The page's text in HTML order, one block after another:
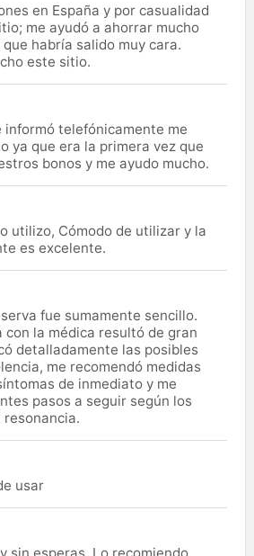
en España y por casualidad
me ayudó a ahorrar mucho
habría salido muy cara.
este sitio.
informó telefónicamente me
ya que era la primera vez que
bonos y me ayudo mucho.
utilizo, Cómodo de utilizar y la
es excelente.
fue sumamente sencillo.
con la médica resultó de gran
detalladamente las posibles
me recomendó medidas
de inmediato y me
pasos a seguir según los
usar
sin esperas. Lo recomiendo.